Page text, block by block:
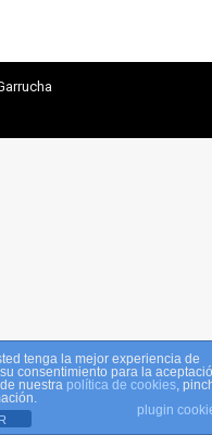
tenga la mejor experiencia de
consentimiento para la
nuestra política de cookies,
plugin